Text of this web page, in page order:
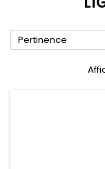
Pertinence